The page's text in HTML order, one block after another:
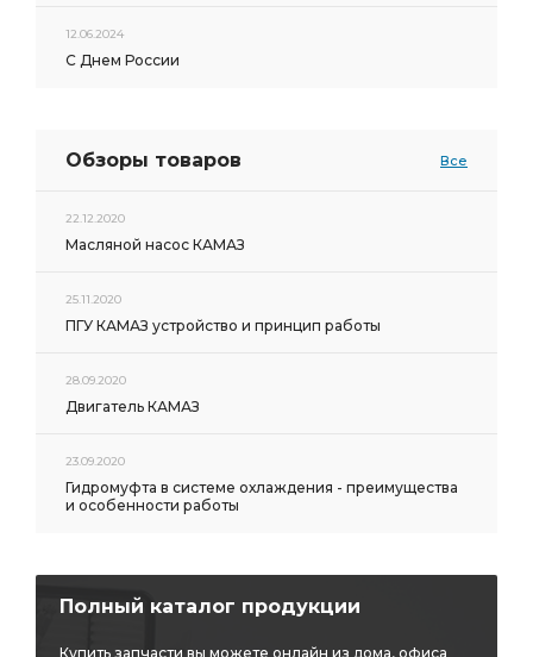
12.06.2024
С Днем России
Обзоры товаров Все
22.12.2020
Масляной насос КАМАЗ
25.11.2020
ПГУ КАМАЗ устройство и принцип работы
28.09.2020
Двигатель КАМАЗ
23.09.2020
Гидромуфта в системе охлаждения - преимущества
и особенности работы
Полный каталог продукции
Купить запчасти вы можете онлайн из дома, офиса